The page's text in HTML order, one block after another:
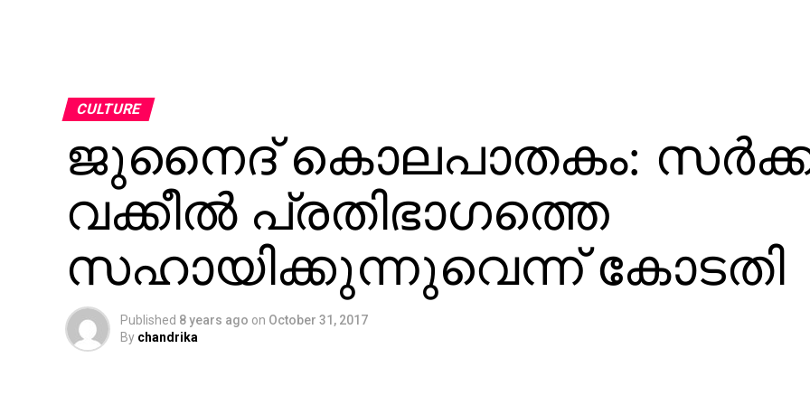
CULTURE
ജുനൈദ് കൊലപാതകം:
വക്കീല്‍ പ്രതിഭാഗത്തെ
സഹായിക്കുന്നുവെന്ന് കോടതി
Published 8 years ago on October 31, 2017
By chandrika